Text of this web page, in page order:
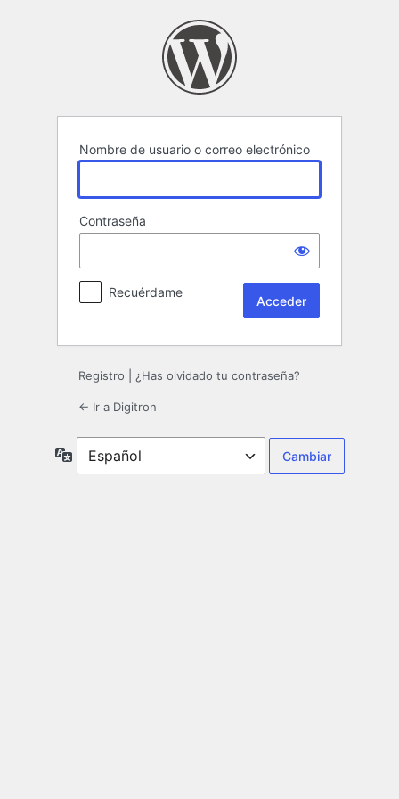
Nombre de usuario o correo electrónico
Contraseña
Recuérdame
Registro ¿Has olvidado tu contraseña?
← Ir a Digitron
Idioma